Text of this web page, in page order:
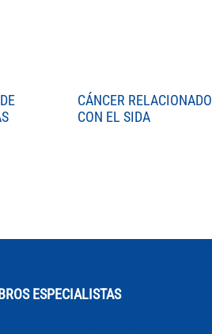
CÁNCER RELACIONADO
CON EL SIDA
ESPECIALISTAS